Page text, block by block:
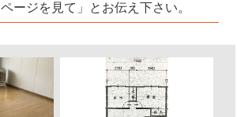
ページを見て」とお伝え下さい。